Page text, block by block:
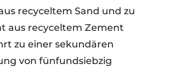
recyceltem Sand und zu
aus recyceltem Zement
zu einer sekundären
von fünfundsiebzig